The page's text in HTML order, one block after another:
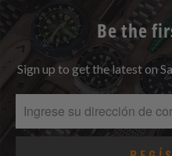
Be the
Sign up to get the latest on